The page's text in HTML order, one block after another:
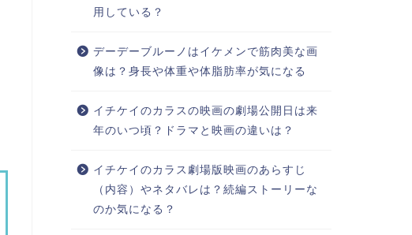
用している？
デーデーブルーノはイケメンで筋肉美な画
像は？身長や体重や体脂肪率が気になる
イチケイのカラスの映画の劇場公開日は来
年のいつ頃？ドラマと映画の違いは？
イチケイのカラス劇場版映画のあらすじ
（内容）やネタバレは？続編ストーリーな
のか気になる？